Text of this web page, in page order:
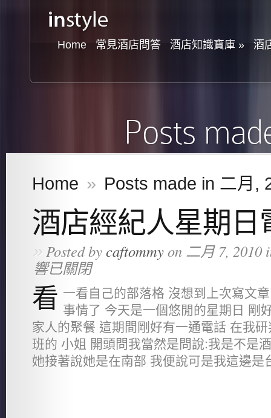
Home 常見酒店問答 酒店知識寶庫 » 酒
Posts
Home » Posts made in 二月,
酒店經紀人星期日
»Posted bycaftommyon 二月 7, 2010
響已關閉
看 一看自己的部落格 沒想到上次寫文
事情了 今天是一個悠閒的星期日 剛
家人的聚餐 這期間剛好有一通電話 在我
班的 小姐 開頭問我當然是問說:我是不是
她接著說她是在南部 我便說可是我這邊是